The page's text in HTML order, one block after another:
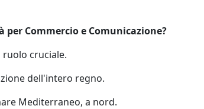
Commercio e Comunicazione?
cruciale.
dell'intero regno.
Mediterraneo, a nord.